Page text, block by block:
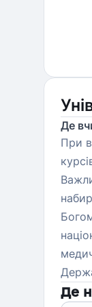
Де
При
Де